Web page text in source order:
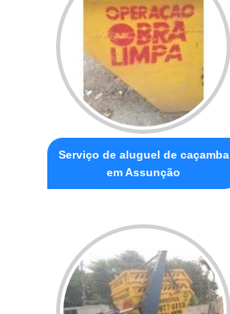
Serviço de aluguel de caçamba
em Assunção